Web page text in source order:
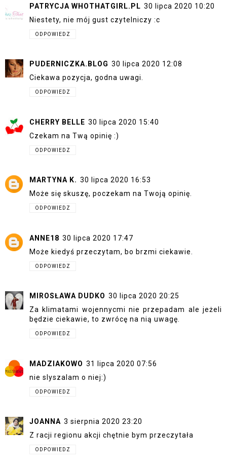
PATRYCJA WHOTHATGIRL.PL 30 lipca 2020 10:20
Niestety, nie mój gust czytelniczy :c
ODPOWIEDZ
PUDERNICZKA.BLOG 30 lipca 2020 12:08
Ciekawa pozycja, godna uwagi.
ODPOWIEDZ
CHERRY BELLE 30 lipca 2020 15:40
Czekam na Twą opinię :)
ODPOWIEDZ
MARTYNA K. 30 lipca 2020 16:53
Może się skuszę, poczekam na Twoją opinię.
ODPOWIEDZ
ANNE18 30 lipca 2020 17:47
Może kiedyś przeczytam, bo brzmi ciekawie.
ODPOWIEDZ
MIROSŁAWA DUDKO 30 lipca 2020 20:25
Za klimatami wojennycmi nie przepadam ale jeżeli
będzie ciekawie, to zwrócę na nią uwagę.
ODPOWIEDZ
MADZIAKOWO 31 lipca 2020 07:56
nie slyszalam o niej:)
ODPOWIEDZ
JOANNA 3 sierpnia 2020 23:20
Z racji regionu akcji chętnie bym przeczytała
ODPOWIEDZ